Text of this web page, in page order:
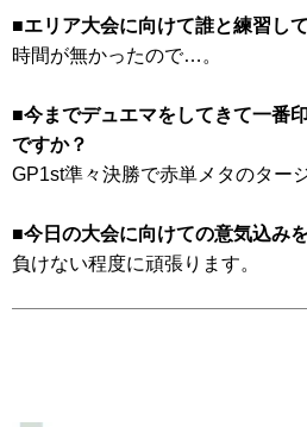
■エリア大会に向けて誰と練習し
時間が無かったので…。
■今までデュエマをしてきて一番
ですか？
GP1st準々決勝で赤単メタのター
■今日の大会に向けての意気込み
負けない程度に頑張ります。